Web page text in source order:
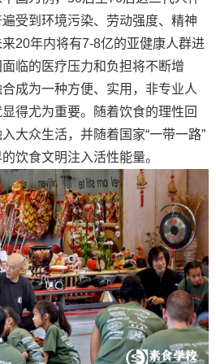
受到环境污染、劳动强度、精神
20年内将有7-8亿的亚健康人群进
临的医疗压力和负担将不断增
成为一种方便、实用，非专业人
得尤为重要。随着饮食的理性回
大众生活，并随着国家“一带一路”
饮食文明注入活性能量。